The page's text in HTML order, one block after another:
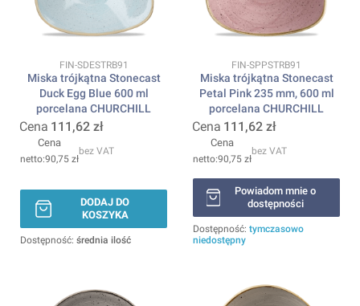
Kod produktu
FIN-SDESTRB91
Miska trójkątna Stonecast
Duck Egg Blue 600 ml
porcelana CHURCHILL
Cena 111,62 zł
Cena
90,75 zł
bez VAT
DODAJ DO
KOSZYKA
Dostępność: średnia ilość
Kod produktu
FIN-SPPSTRB91
Miska trójkątna Stonecast
Petal Pink 235 mm, 600 ml
porcelana CHURCHILL
Cena 111,62 zł
Cena
90,75 zł
bez VAT
Powiadom mnie o
dostępności
Dostępność: tymczasowo
niedostępny